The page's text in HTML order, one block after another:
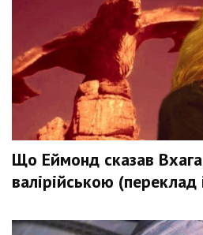
Що Еймонд сказав
валірійською (переклад